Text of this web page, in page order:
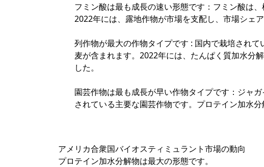
フミン酸は最も成長の速い形態です：フミン酸は
2022年には、露地作物が市場を支配し、市場シェア
列作物が最大の作物タイプです : 国内で栽培され
麦が含まれます。2022年には、たんぱく質加水分
した。
園芸作物は最も成長が早い作物タイプです：ジャ
されている主要な園芸作物です。プロテイン加水
アメリカ合衆国バイオスティミュラント市場の動向
プロテイン加水分解物は最大の形態です。